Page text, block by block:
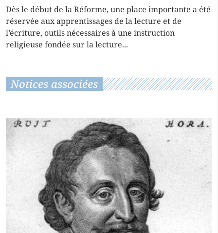
Dès le début de la Réforme, une place importante a été
réservée aux apprentissages de la lecture et de
l’écriture, outils nécessaires à une instruction
religieuse fondée sur la lecture...
Notices associées